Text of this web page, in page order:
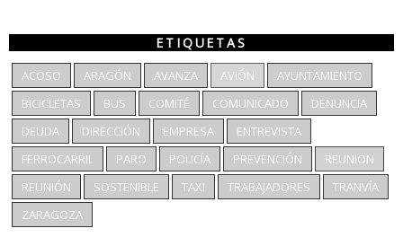
ETIQUETAS
ACOSO ARAGÓN AVANZA AVIÓN
AYUNTAMIENTO
BICICLETAS
BUS COMITÉ COMUNICADO
DENUNCIA
DEUDA
DIRECCIÓN EMPRESA
ENTREVISTA
FERROCARRIL
PARO POLICÍA PREVENCIÓN
REUNION
REUNIÓN
SOSTENIBLE TAXI TRABAJADORES
TRANVÍA
ZARAGOZA